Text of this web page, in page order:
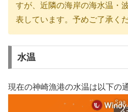
すが、近隣の海岸の海水温・
表しています。予めご了承くだ
水温
現在の神崎漁港の水温は以下の